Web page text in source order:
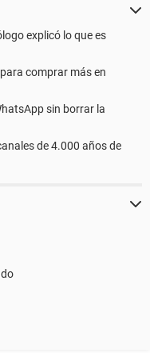
explicó lo que es
comprar más en
sin borrar la
de 4.000 años de